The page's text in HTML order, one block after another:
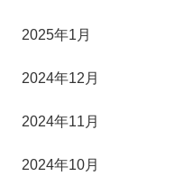
2025年1月
2024年12月
2024年11月
2024年10月